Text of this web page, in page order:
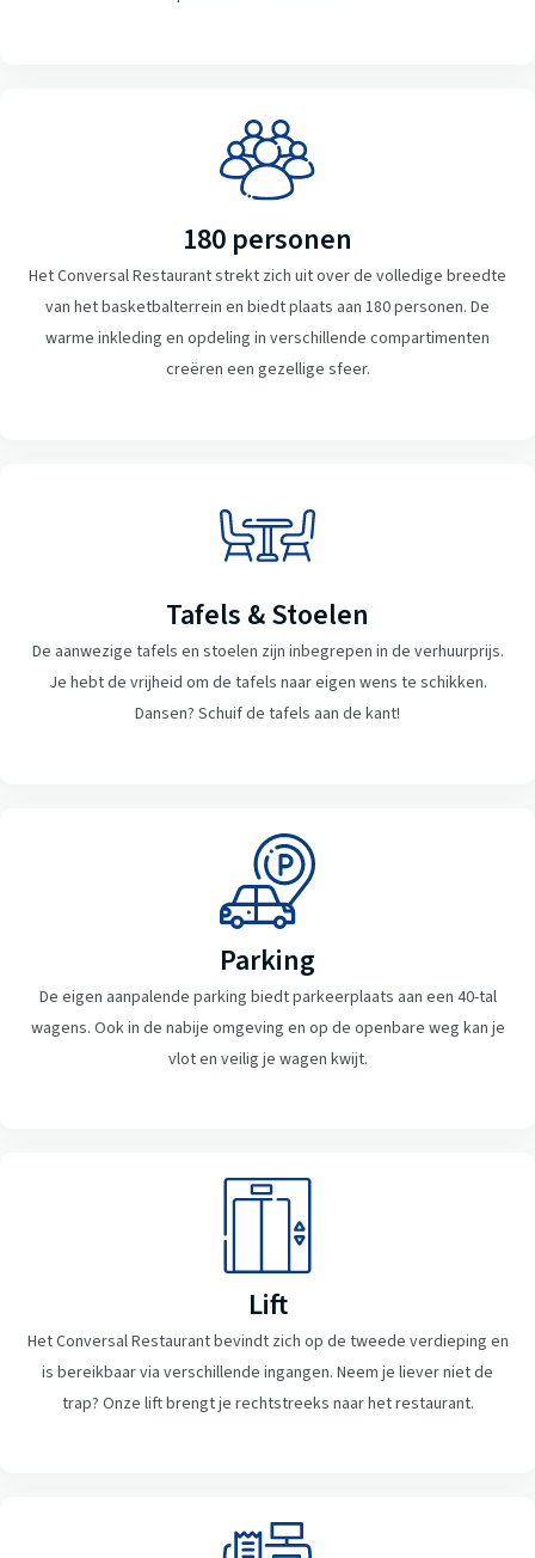
180 personen
Het Conversal Restaurant strekt zich uit over de volledige breedte
van het basketbalterrein en biedt plaats aan 180 personen. De
warme inkleding en opdeling in verschillende compartimenten
creëren een gezellige sfeer.
Tafels & Stoelen
De aanwezige tafels en stoelen zijn inbegrepen in de verhuurprijs.
Je hebt de vrijheid om de tafels naar eigen wens te schikken.
Dansen? Schuif de tafels aan de kant!
Parking
De eigen aanpalende parking biedt parkeerplaats aan een 40-tal
wagens. Ook in de nabije omgeving en op de openbare weg kan je
vlot en veilig je wagen kwijt.
Lift
Het Conversal Restaurant bevindt zich op de tweede verdieping en
is bereikbaar via verschillende ingangen. Neem je liever niet de
trap? Onze lift brengt je rechtstreeks naar het restaurant.